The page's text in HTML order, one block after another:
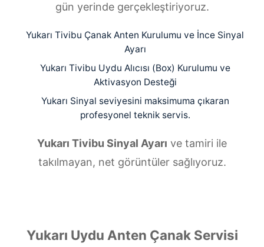
gün yerinde gerçekleştiriyoruz.
Yukarı Tivibu Çanak Anten Kurulumu ve İnce Sinyal
Ayarı
Yukarı Tivibu Uydu Alıcısı (Box) Kurulumu ve
Aktivasyon Desteği
Yukarı Sinyal seviyesini maksimuma çıkaran
profesyonel teknik servis.
Yukarı Tivibu Sinyal Ayarı ve tamiri ile
takılmayan, net görüntüler sağlıyoruz.
Yukarı Uydu Anten Çanak Servisi